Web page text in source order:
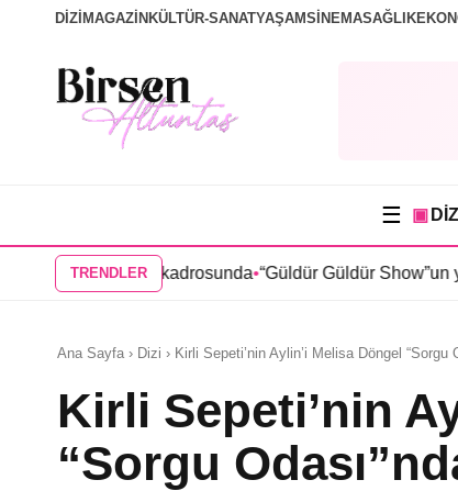
DİZİ MAGAZİN KÜLTÜR-SANATYAŞAMSİNEMASAĞLIK
☰ ▣ DİZİ
TRENDLER
dizisi kadrosunda•“Güldür Güldür Show”un yıldızları
Ana Sayfa › Dizi › Kirli Sepeti’nin Aylin’i Melisa Döngel “Sorgu
Kirli Sepeti’nin
“Sorgu